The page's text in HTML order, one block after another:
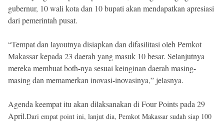
gubernur, 10 wali kota dan 10 bupati akan mendapatkan apresiasi
dari pemerintah pusat.
“Tempat dan layoutnya disiapkan dan difasilitasi oleh Pemkot
Makassar kepada 23 daerah yang masuk 10 besar. Selanjutnya
mereka membuat both-nya sesuai keinginan daerah masing-
masing dan memamerkan inovasi-inovasinya,” jelasnya.
Agenda keempat itu akan dilaksanakan di Four Points pada 29
April.Dari empat point ini, lanjut dia, Pemkot Makassar sudah siap 100